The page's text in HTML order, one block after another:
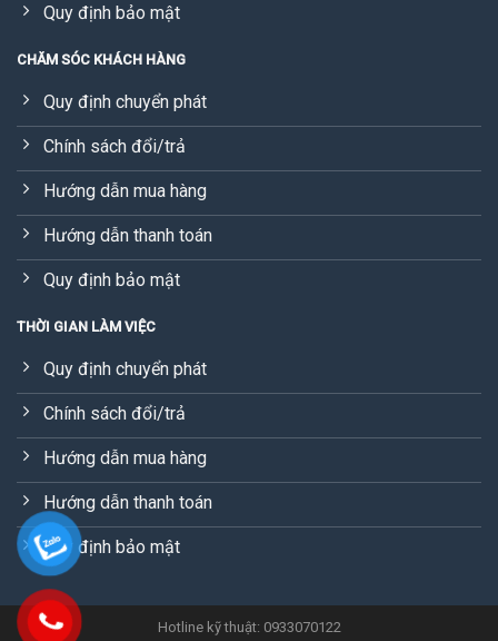
Quy định bảo mật
CHĂM SÓC KHÁCH HÀNG
Quy định chuyển phát
Chính sách đổi/trả
Hướng dẫn mua hàng
Hướng dẫn thanh toán
Quy định bảo mật
THỜI GIAN LÀM VIỆC
Quy định chuyển phát
Chính sách đổi/trả
Hướng dẫn mua hàng
Hướng dẫn thanh toán
Quy định bảo mật
Hotline kỹ thuật: 0933070122